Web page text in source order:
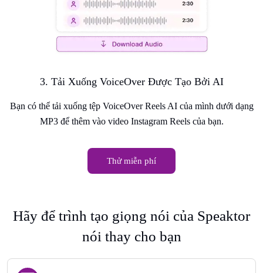
3. Tải Xuống VoiceOver Được Tạo Bởi AI
Bạn có thể tải xuống tệp VoiceOver Reels AI của mình dưới dạng
MP3 để thêm vào video Instagram Reels của bạn.
Thử miễn phí
Hãy để trình tạo giọng nói của Speaktor
nói thay cho bạn